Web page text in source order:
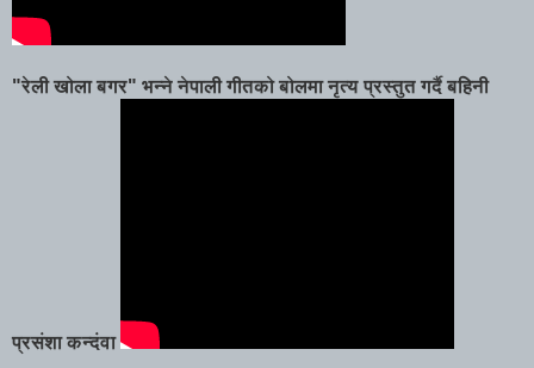
"रेली खोला बगर" भन्ने नेपाली गीतको बोलमा नृत्य प्रस्तुत गर्दै बहिनी
प्रसंशा कन्दंवा